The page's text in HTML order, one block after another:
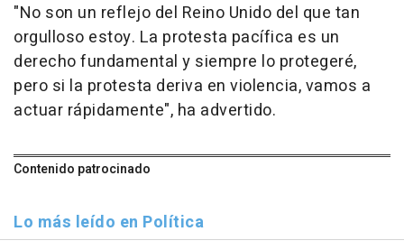
"No son un reflejo del Reino Unido del que tan
orgulloso estoy. La protesta pacífica es un
derecho fundamental y siempre lo protegeré,
pero si la protesta deriva en violencia, vamos a
actuar rápidamente", ha advertido.
Contenido patrocinado
Lo más leído en Política